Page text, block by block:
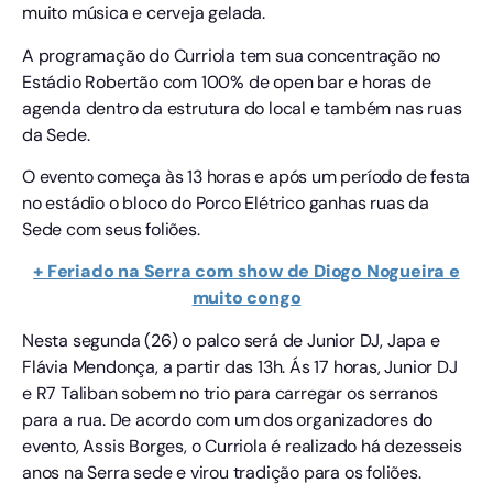
muito música e cerveja gelada.
A programação do Curriola tem sua concentração no
Estádio Robertão com 100% de open bar e horas de
agenda dentro da estrutura do local e também nas ruas
da Sede.
O evento começa às 13 horas e após um período de festa
no estádio o bloco do Porco Elétrico ganhas ruas da
Sede com seus foliões.
+ Feriado na Serra com show de Diogo Nogueira e
muito congo
Nesta segunda (26) o palco será de Junior DJ, Japa e
Flávia Mendonça, a partir das 13h. Ás 17 horas, Junior DJ
e R7 Taliban sobem no trio para carregar os serranos
para a rua. De acordo com um dos organizadores do
evento, Assis Borges, o Curriola é realizado há dezesseis
anos na Serra sede e virou tradição para os foliões.